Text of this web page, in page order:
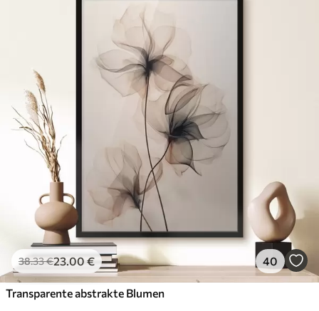
38.33€23.00 € 40
Transparente abstrakte Blumen